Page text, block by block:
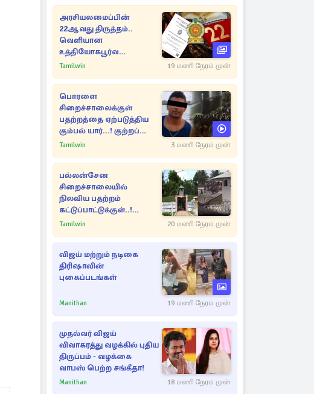
அரசியலமைப்பின்
22ஆவது திருத்தம்..
வெளியான
உத்தியோகபூர்வ
அறிவிப்பு!
Tamilwin 19 மணி நேரம் முன்
பொரளை
சிறைச்சாலைக்குள்
பதற்றத்தை ஏற்படுத்திய
கும்பல் யார்...! குற்றப்
பின்னணி தொடர்பில்
Tamilwin 3 மணி நேரம் முன்
பல்லன்சேன
சிறைச்சாலையில்
நிலவிய பதற்றம்
கட்டுப்பாட்டுக்குள்..!
அதிரடியாக களமிறங்கிய
Tamilwin 20 மணி நேரம் முன்
விஜய் மற்றும் நடிகை
திரிஷாவின்
புகைப்படங்கள்
Manithan 19 மணி நேரம் முன்
முதல்வர் விஜய்
விவாகரத்து வழக்கில் புதிய
திருப்பம் - வழக்கை
வாபஸ் பெற்ற சங்கீதா!
Manithan 18 மணி நேரம் முன்